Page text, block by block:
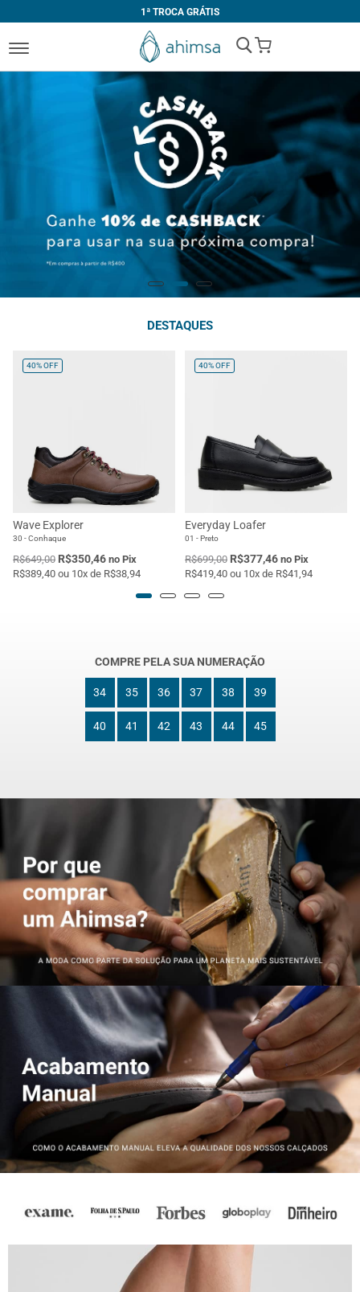
1ª TROCA GRÁTIS
My Cart
DESTAQUES
40%OFF
Wave Explorer
30 - Conhaque
R$649,00 R$350,46 no Pix
R$389,40 ou 10x de R$38,94
40%OFF
Everyday Loafer
01 - Preto
R$699,00 R$377,46 no Pix
R$419,40 ou 10x de R$41,94
COMPRE PELA SUA NUMERAÇÃO
34 35 36 37 38 39
40 41 42 43 44 45